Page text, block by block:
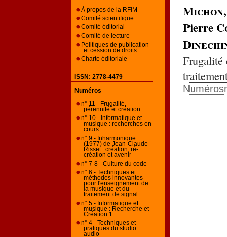
Michon
Pierre
Frugalité
Numéros
À propos de la RFIM
Comité scientifique
Comité éditorial
Comité de lecture
Politiques de publication
et cession de droits
Charte éditoriale
ISSN: 2778-4479
Numéros
n° 11 - Frugalité,
pérennité et création
n° 10 - Informatique et
musique : recherches en
cours
n° 9 - Inharmonique
(1977) de Jean-Claude
Risset : création, ré-
création et avenir
n° 7-8 - Culture du code
n° 6 - Techniques et
méthodes innovantes
pour l'enseignement de
la musique et du
traitement de signal
n° 5 - Informatique et
musique : Recherche et
Création 1
n° 4 - Techniques et
pratiques du studio
audio